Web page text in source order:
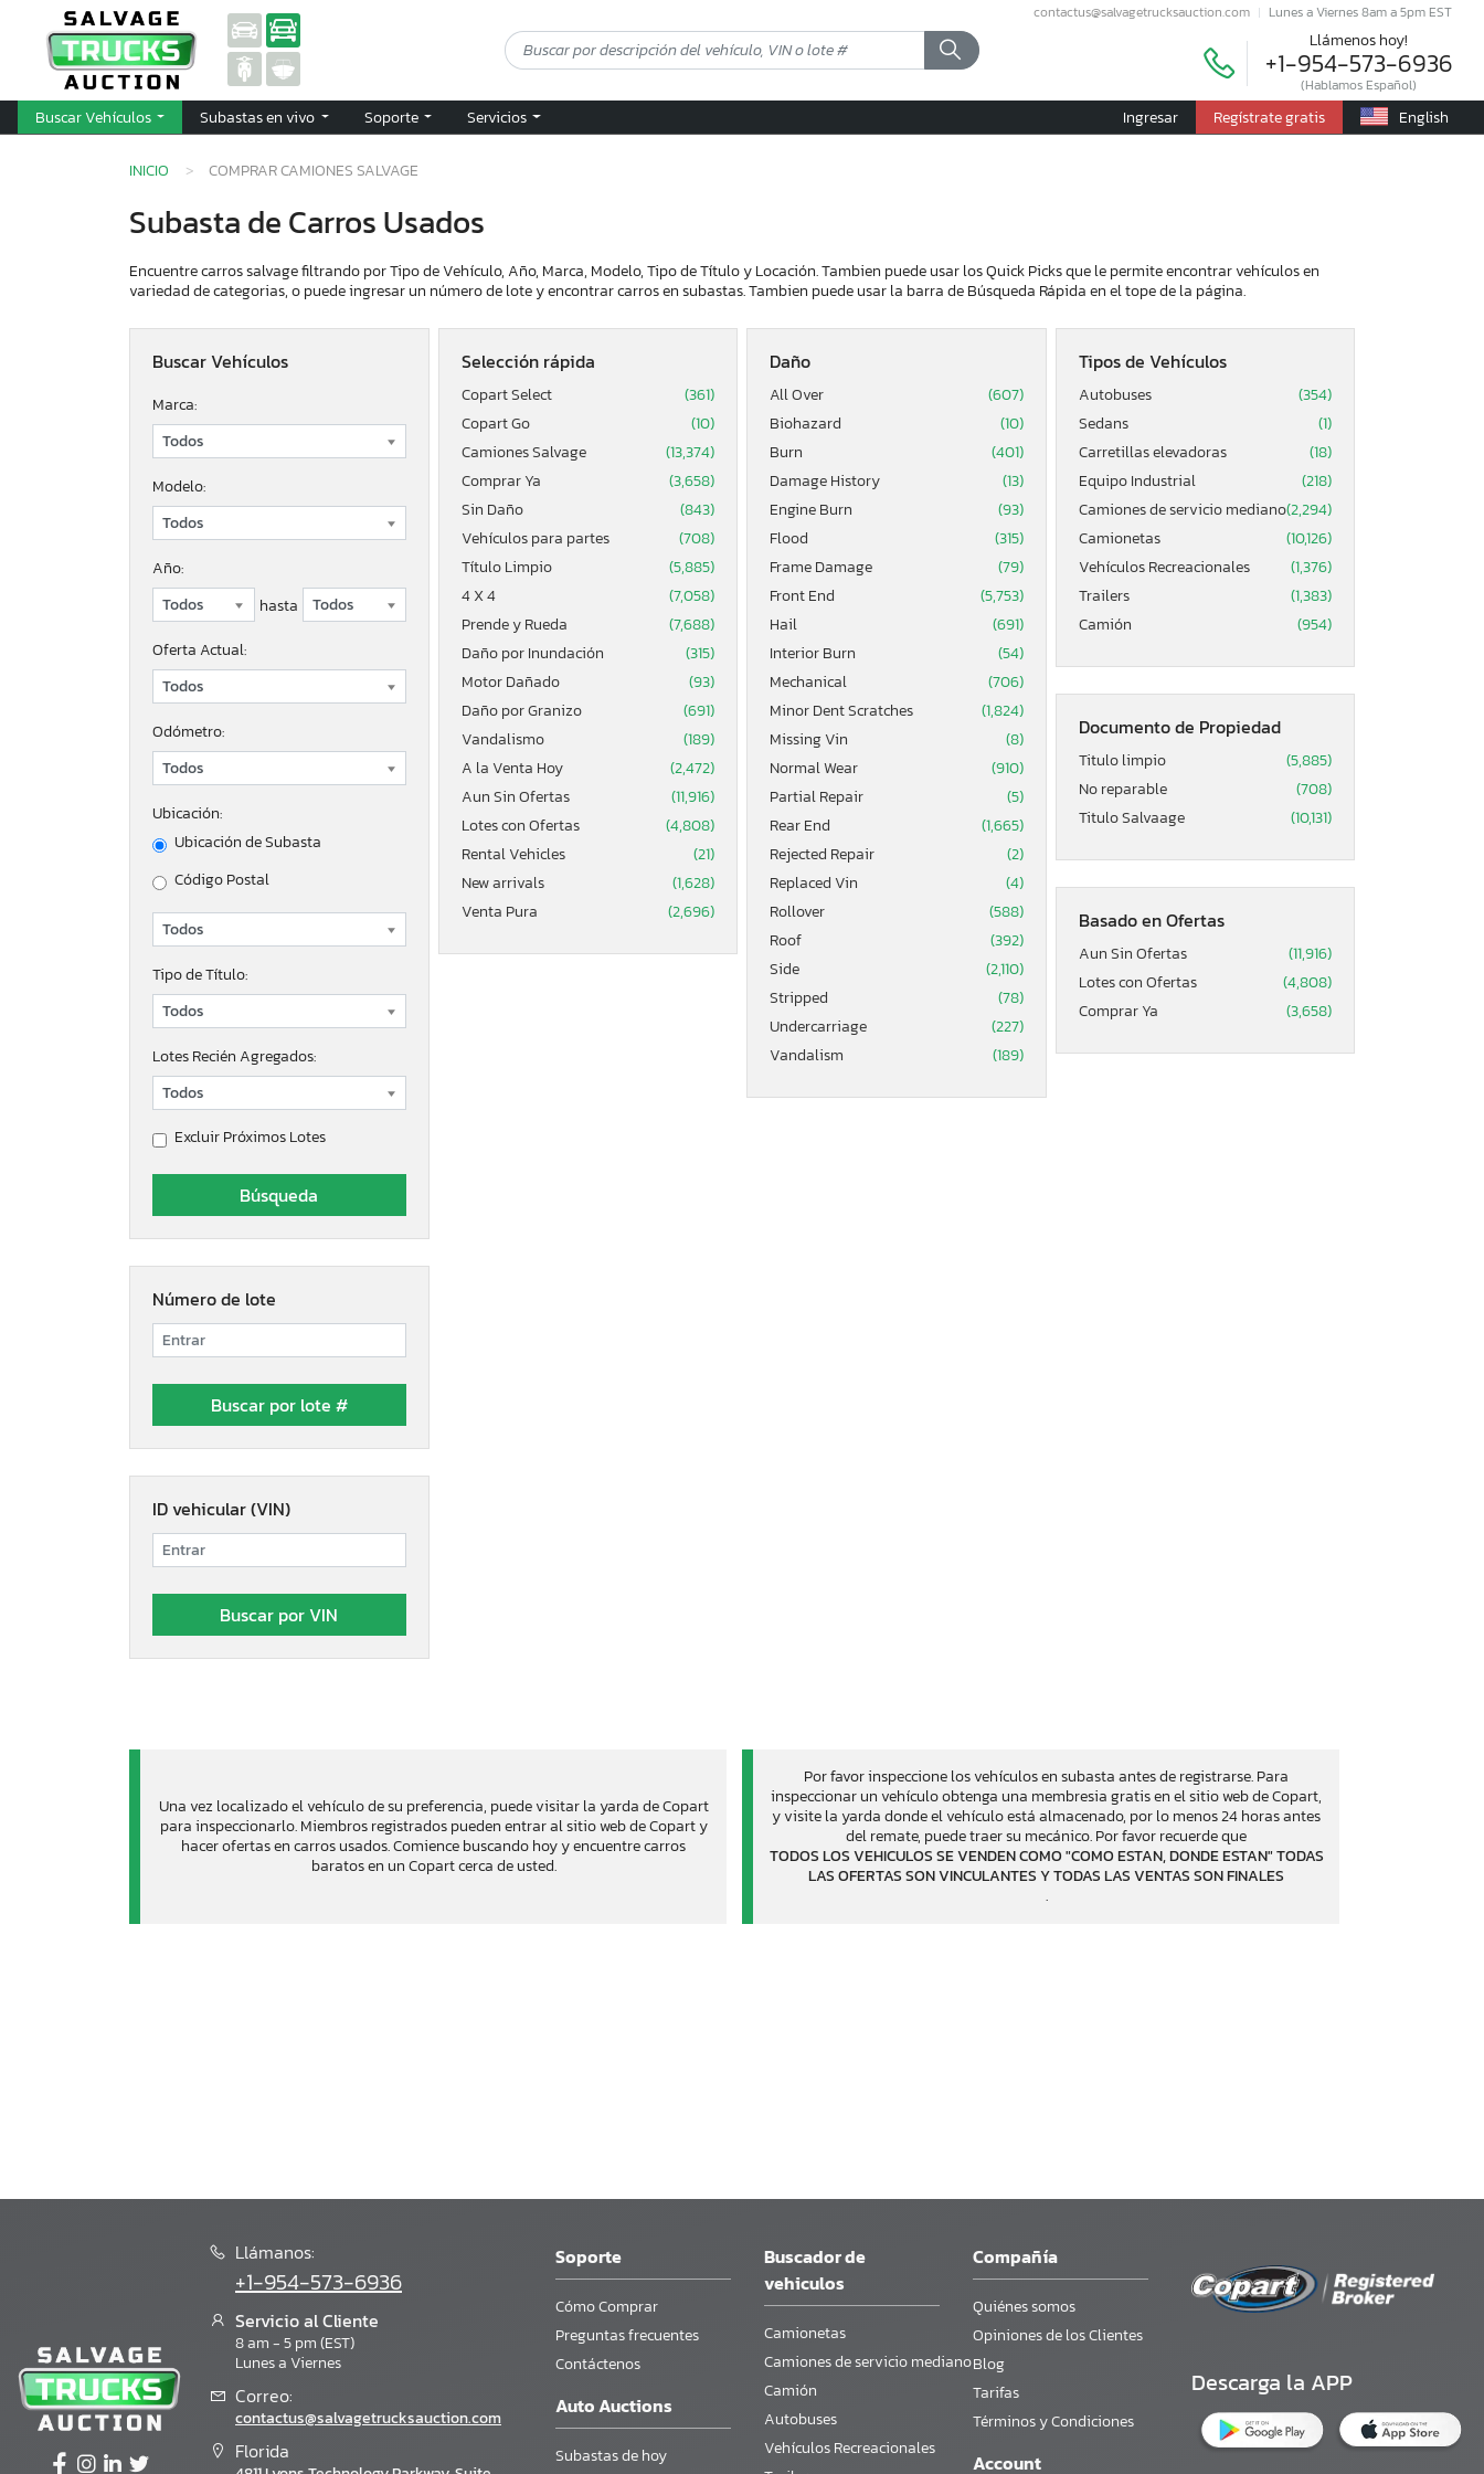
contactus@salvagetrucksauction.com Lunes a Viernes 8am a 5pm EST
Llámenos hoy!
+1-954-573-6936
(Hablamos Español)
Buscar Vehículos Subastas en vivo Soporte Servicios Ingresar Regístrate gratis English
INICIO COMPRAR CAMIONES SALVAGE
Subasta de Carros Usados
Encuentre carros salvage filtrando por Tipo de Vehículo, Año, Marca, Modelo, Tipo de Título y Locación. Tambien puede usar los Quick Picks que le permite encontrar vehículos en
variedad de categorias, o puede ingresar un número de lote y encontrar carros en subastas. Tambien puede usar la barra de Búsqueda Rápida en el tope de la página.
Buscar Vehículos
Año:
hasta
Marca:
Modelo:
Oferta Actual:
Odómetro:
Ubicación:
Ubicación de Subasta
Código Postal
Tipo de Título:
Lotes Recién Agregados:
Excluir Próximos Lotes
Número de lote
ID vehicular (VIN)
Selección rápida
Copart Select
(361)
Copart Go
(10)
Camiones Salvage
(13,374)
Comprar Ya
(3,658)
Sin Daño
(843)
Vehículos para partes
(708)
Título Limpio
(5,885)
4 X 4
(7,058)
Prende y Rueda
(7,688)
Daño por Inundación
(315)
Motor Dañado
(93)
Daño por Granizo
(691)
Vandalismo
(189)
A la Venta Hoy
(2,472)
Aun Sin Ofertas
(11,916)
Lotes con Ofertas
(4,808)
Rental Vehicles
(21)
New arrivals
(1,628)
Venta Pura
(2,696)
Daño
All Over
(607)
Biohazard
(10)
Burn
(401)
Damage History
(13)
Engine Burn
(93)
Flood
(315)
Frame Damage
(79)
Front End
(5,753)
Hail
(691)
Interior Burn
(54)
Mechanical
(706)
Minor Dent Scratches
(1,824)
Missing Vin
(8)
Normal Wear
(910)
Partial Repair
(5)
Rear End
(1,665)
Rejected Repair
(2)
Replaced Vin
(4)
Rollover
(588)
Roof
(392)
Side
(2,110)
Stripped
(78)
Undercarriage
(227)
Vandalism
(189)
Tipos de Vehículos
Autobuses
(354)
Sedans
(1)
Carretillas elevadoras
(18)
Equipo Industrial
(218)
Camiones de servicio mediano(2,294)
Camionetas
(10,126)
Vehículos Recreacionales
(1,376)
Trailers
(1,383)
Camión
(954)
Documento de Propiedad
Titulo limpio
(5,885)
No reparable
(708)
Titulo Salvaage
(10,131)
Basado en Ofertas
Aun Sin Ofertas
(11,916)
Lotes con Ofertas
(4,808)
Comprar Ya
(3,658)
Una vez localizado el vehículo de su preferencia, puede visitar la yarda de Copart
para inspeccionarlo. Miembros registrados pueden entrar al sitio web de Copart y
hacer ofertas en carros usados. Comience buscando hoy y encuentre carros
baratos en un Copart cerca de usted.
Por favor inspeccione los vehículos en subasta antes de registrarse. Para
inspeccionar un vehículo obtenga una membresia gratis en el sitio web de Copart,
y visite la yarda donde el vehículo está almacenado, por lo menos 24 horas antes
del remate, puede traer su mecánico. Por favor recuerde que
TODOS LOS VEHICULOS SE VENDEN COMO "COMO ESTAN, DONDE ESTAN" TODAS
LAS OFERTAS SON VINCULANTES Y TODAS LAS VENTAS SON FINALES
.
Llámanos:
+1-954-573-6936
Servicio al Cliente
8 am - 5 pm (EST)
Lunes a Viernes
Correo:
contactus@salvagetrucksauction.com
Florida
Soporte
Cómo Comprar
Preguntas frecuentes
Contáctenos
Auto Auctions
Subastas de hoy
Buscador de
vehiculos
Camionetas
Camiones de servicio mediano
Camión
Autobuses
Vehículos Recreacionales
Compañía
Quiénes somos
Opiniones de los Clientes
Blog
Tarifas
Términos y Condiciones
Account
Descarga la APP